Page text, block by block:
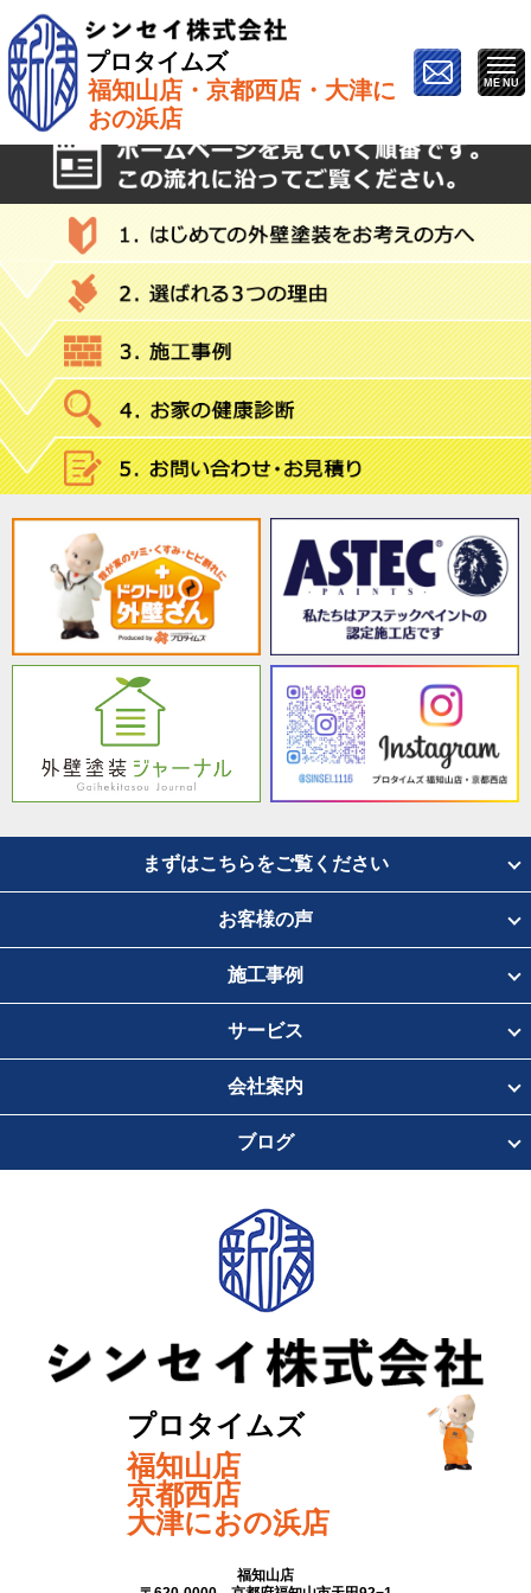
プロタイムズ
福知山店・京都西店・大津に
おの浜店
ホーム»Instagram
まずはこちらをご覧ください
お客様の声
施工事例
サービス
会社案内
ブログ
プロタイムズ
福知山店
京都西店
大津におの浜店
福知山店